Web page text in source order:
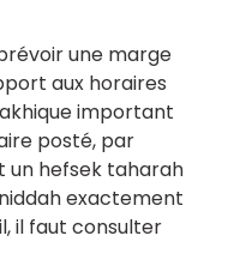
une marge
aux horaires
important
posté, par
un hefsek taharah
exactement
il faut consulter